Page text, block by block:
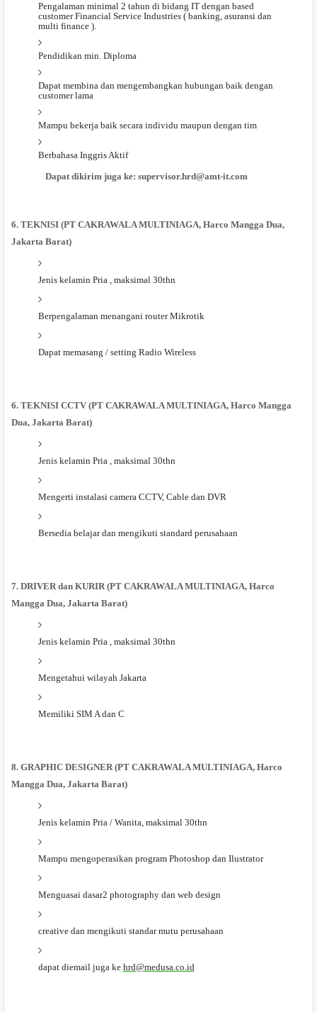
Pengalaman minimal 2 tahun di bidang IT dengan based
customer Financial Service Industries ( banking, asuransi dan
multi finance ).
Pendidikan min. Diploma
Dapat membina dan mengembangkan hubungan baik dengan
customer lama
Mampu bekerja baik secara individu maupun dengan tim
Berbahasa Inggris Aktif
Dapat dikirim juga ke: supervisor.hrd@amt-it.com
6. TEKNISI (PT CAKRAWALA MULTINIAGA, Harco Mangga Dua,
Jakarta Barat)
Jenis kelamin Pria , maksimal 30thn
Berpengalaman menangani router Mikrotik
Dapat memasang / setting Radio Wireless
6. TEKNISI CCTV (PT CAKRAWALA MULTINIAGA, Harco Mangga
Dua, Jakarta Barat)
Jenis kelamin Pria , maksimal 30thn
Mengerti instalasi camera CCTV, Cable dan DVR
Bersedia belajar dan mengikuti standard perusahaan
7. DRIVER dan KURIR (PT CAKRAWALA MULTINIAGA, Harco
Mangga Dua, Jakarta Barat)
Jenis kelamin Pria , maksimal 30thn
Mengetahui wilayah Jakarta
Memiliki SIM A dan C
8. GRAPHIC DESIGNER (PT CAKRAWALA MULTINIAGA, Harco
Mangga Dua, Jakarta Barat)
Jenis kelamin Pria / Wanita, maksimal 30thn
Mampu mengoperasikan program Photoshop dan Ilustrator
Menguasai dasar2 photography dan web design
creative dan mengikuti standar mutu perusahaan
dapat diemail juga ke hrd@medusa.co.id